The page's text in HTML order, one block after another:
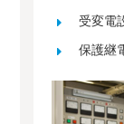
受変電
保護継